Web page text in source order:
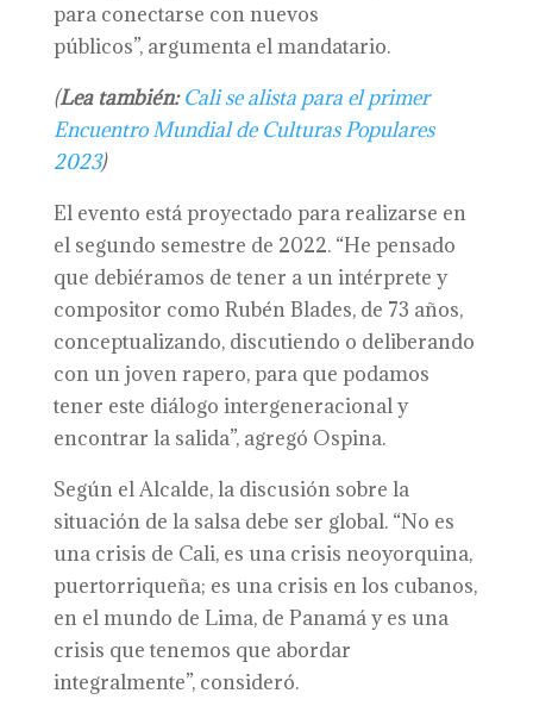
para conectarse con nuevos
públicos”, argumenta el mandatario.
(Lea también: Cali se alista para el primer
Encuentro Mundial de Culturas Populares
2023)
El evento está proyectado para realizarse en
el segundo semestre de 2022. “He pensado
que debiéramos de tener a un intérprete y
compositor como Rubén Blades, de 73 años,
conceptualizando, discutiendo o deliberando
con un joven rapero, para que podamos
tener este diálogo intergeneracional y
encontrar la salida”, agregó Ospina.
Según el Alcalde, la discusión sobre la
situación de la salsa debe ser global. “No es
una crisis de Cali, es una crisis neoyorquina,
puertorriqueña; es una crisis en los cubanos,
en el mundo de Lima, de Panamá y es una
crisis que tenemos que abordar
integralmente”, consideró.